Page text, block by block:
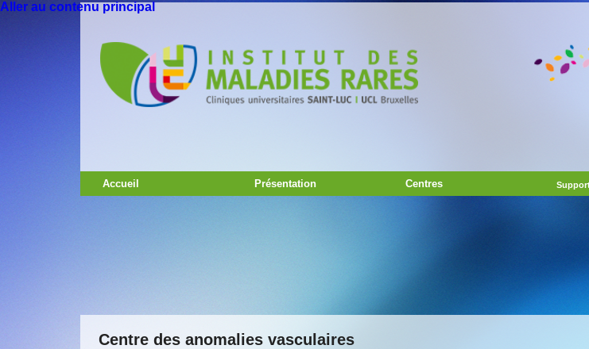
Aller au contenu principal
Accueil Présentation Centres
Centre des anomalies vasculaires